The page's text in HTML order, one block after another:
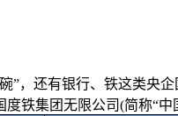
还有银行、铁这类央企
铁集团无限公司(简称“